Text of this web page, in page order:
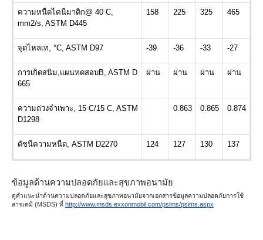
ความหนืดไคนีมาติก@ 40 C,
mm2/s, ASTM D445
158 225 325 465
จุดไหลเท , °C, ASTM D97 -39 -36 -33 -27
การเกิดสนิม แผนทดสอบB, ASTM D
665
ผ่าน ผ่าน ผ่าน ผ่าน
ความถ่วงจำเพาะ , 15 C/15 C, ASTM
D1298
0.863 0.865 0.874
ดัชนีความหนืด, ASTM D2270 124 127 130 137
ข้อมูลด้านความปลอดภัยและสุขภาพอนามัย
ดูคำแนะนำด้านความปลอดภัยและสุขภาพอนามัยจากเอกสารข้อมูลความปลอดภัยการใช้
สารเคมี (MSDS) ที่ http://www.msds.exxonmobil.com/psims/psims.aspx